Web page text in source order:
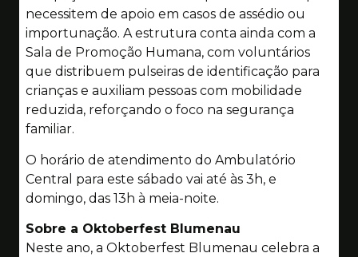
necessitem de apoio em casos de assédio ou
importunação. A estrutura conta ainda com a
Sala de Promoção Humana, com voluntários
que distribuem pulseiras de identificação para
crianças e auxiliam pessoas com mobilidade
reduzida, reforçando o foco na segurança
familiar.
O horário de atendimento do Ambulatório
Central para este sábado vai até às 3h, e
domingo, das 13h à meia-noite.
Sobre a Oktoberfest Blumenau
Neste ano, a Oktoberfest Blumenau celebra a